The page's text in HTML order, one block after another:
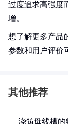
过度追求高强度
增。
想了解更多产品
参数和用户评价
其他推荐
浇筑母线槽的